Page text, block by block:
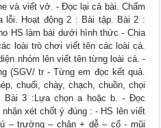
và viết vở. - Đọc lại cả bài. Chấm
lỗi. Hoạt động 2 : Bài tập. Bài 2 :
HS làm bài dưới hình thức - Chia
loài trò chơi viết tên các loài cá.
nhóm lên viết tên từng loài cá. -
(SGV/ tr - Từng em đọc kết quả.
chuối, chày, chạch, chuồn, chọi
Bài 3 :Lựa chọn a hoặc b. - Đọc
xét chốt ý đúng : - HS lên viết
– trường – chân + dễ – cổ - mũi